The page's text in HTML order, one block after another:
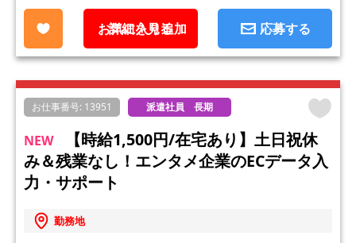
お気に入り追加
詳細を見る 応募する
お仕事番号: 13951 派遣社員 長期
NEW
【時給1,500円/在宅あり】土日祝休
み＆残業なし！エンタメ企業のECデータ入
力・サポート
勤務地